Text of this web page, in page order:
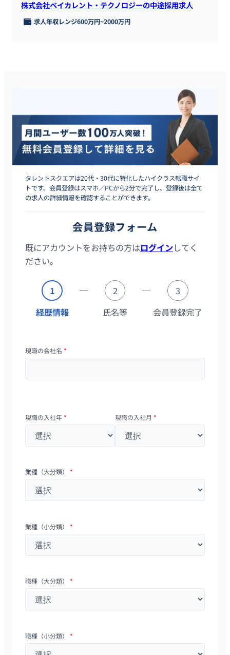
株式会社ベイカレント・テクノロジーの中途採用求人
求人年収レンジ600万円~2000万円
タレントスクエアは20代・30代に特化したハイクラス転職サイ
トです。会員登録はスマホ／PCから2分で完了し、登録後は全て
の求人の詳細情報を確認することができます。
会員登録フォーム
既にアカウントをお持ちの方はログインしてく
ださい。
1
経歴情報
2
氏名等
3
会員登録完了
現職の会社名 *
現職の入社年 * 現職の入社月 *
業種（大分類） *
業種（小分類） *
職種（大分類） *
職種（小分類） *